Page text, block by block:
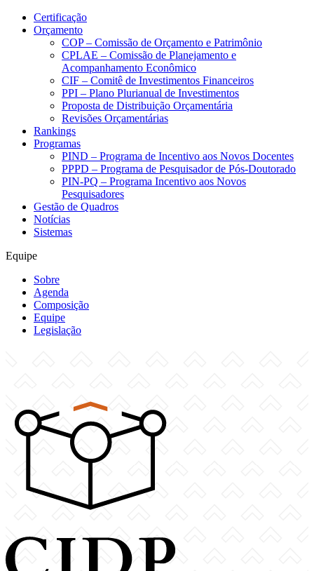
Certificação
Orçamento
COP – Comissão de Orçamento e Patrimônio
CPLAE – Comissão de Planejamento e
Acompanhamento Econômico
CIF – Comitê de Investimentos Financeiros
PPI – Plano Plurianual de Investimentos
Proposta de Distribuição Orçamentária
Revisões Orçamentárias
Rankings
Programas
PIND – Programa de Incentivo aos Novos Docentes
PPPD – Programa de Pesquisador de Pós-Doutorado
PIN-PQ – Programa Incentivo aos Novos
Pesquisadores
Gestão de Quadros
Notícias
Sistemas
Equipe
Sobre
Agenda
Composição
Equipe
Legislação